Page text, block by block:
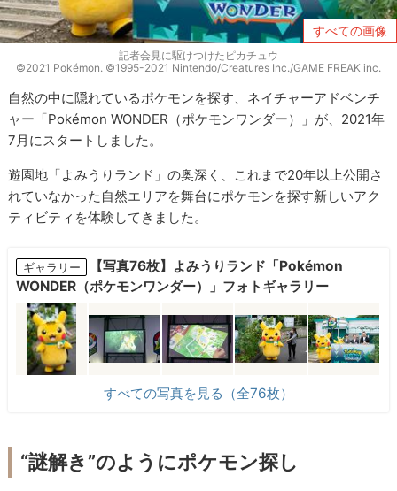
すべての画像
記者会見に駆けつけたピカチュウ
©2021 Pokémon. ©1995-2021 Nintendo/Creatures Inc./GAME FREAK inc.
自然の中に隠れているポケモンを探す、ネイチャーアドベンチ
ャー「Pokémon WONDER（ポケモンワンダー）」が、2021年
7月にスタートしました。
遊園地「よみうりランド」の奥深く、これまで20年以上公開さ
れていなかった自然エリアを舞台にポケモンを探す新しいアク
ティビティを体験してきました。
ギャラリー
【写真76枚】よみうりランド「Pokémon
WONDER（ポケモンワンダー）」フォトギャラリー
すべての写真を見る（全76枚）
“謎解き”のようにポケモン探し